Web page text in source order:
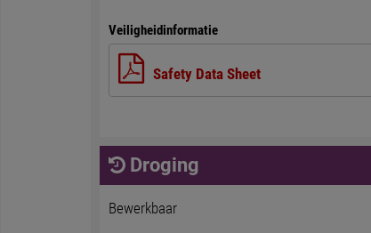
Veiligheidinformatie
Safety Data Sheet
Droging
Bewerkbaar